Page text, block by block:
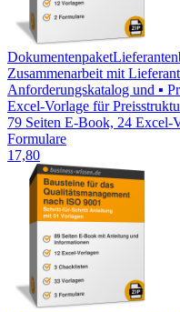
Dokumentenpaket
Zusammenarbeit mit
Anforderungskatalog und ▪
Excel-Vorlage für
79 Seiten E-Book, 24 Excel-
Formulare
17,80